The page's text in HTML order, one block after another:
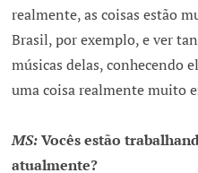
realmente, as coisas estão
Brasil, por exemplo, e ver
músicas delas, conhecendo
uma coisa realmente muito
MS:Vocês estão
atualmente?